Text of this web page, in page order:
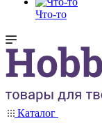
Что-то
Каталог